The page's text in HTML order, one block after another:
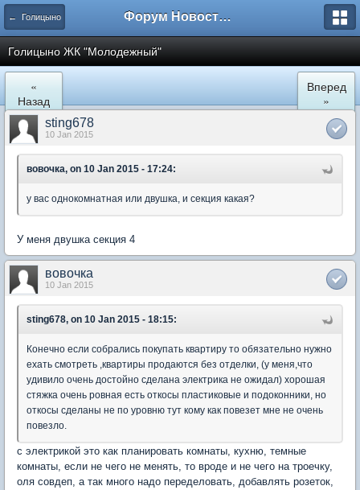
← Голицыно Форум Новостройки
Голицыно ЖК "Молодежный"
«
Назад
Вперед
»
sting678
10 Jan 2015
вовочка, on 10 Jan 2015 - 17:24:
у вас однокомнатная или двушка, и секция какая?
У меня двушка секция 4
вовочка
10 Jan 2015
sting678, on 10 Jan 2015 - 18:15:
Конечно если собрались покупать квартиру то обязательно нужно
ехать смотреть ,квартиры продаются без отделки, (у меня,что
удивило очень достойно сделана электрика не ожидал) хорошая
стяжка очень ровная есть откосы пластиковые и подоконники, но
откосы сделаны не по уровню тут кому как повезет мне не очень
повезло.
с электрикой это как планировать комнаты, кухню, темные
комнаты, если не чего не менять, то вроде и не чего на троечку,
оля совдеп, а так много надо переделовать, добавлять розеток,